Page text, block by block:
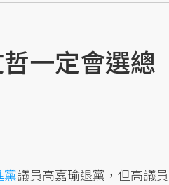
一定會選總
黨議員高嘉瑜退黨，但高議員